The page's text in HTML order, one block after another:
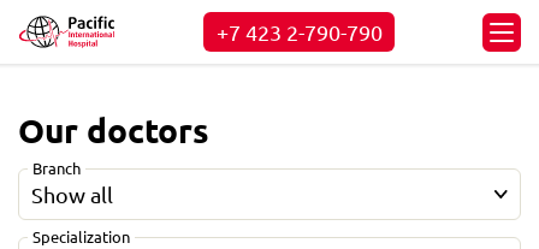
+7 423 2-790-790
Our doctors
Branch
Show all
Specialization